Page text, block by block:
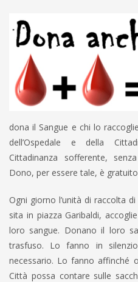
dona il Sangue e chi lo
dell’Ospedale e della
Cittadinanza sofferente,
Dono, per essere tale, è
Ogni giorno l’unità di raccolta
sita in piazza Garibaldi,
loro sangue. Donano il loro
trasfuso. Lo fanno in
necessario. Lo fanno affinché
Città possa contare sulle